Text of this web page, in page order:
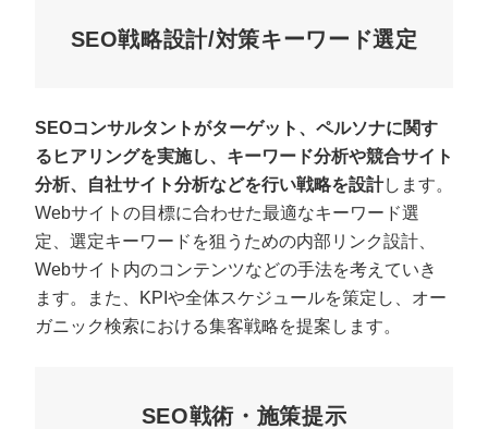
SEO戦略設計/対策キーワード選定
SEOコンサルタントがターゲット、ペルソナに関す
るヒアリングを実施し、キーワード分析や競合サイト
分析、自社サイト分析などを行い戦略を設計します。
Webサイトの目標に合わせた最適なキーワード選
定、選定キーワードを狙うための内部リンク設計、
Webサイト内のコンテンツなどの手法を考えていき
ます。また、KPIや全体スケジュールを策定し、オー
ガニック検索における集客戦略を提案します。
SEO戦術・施策提示